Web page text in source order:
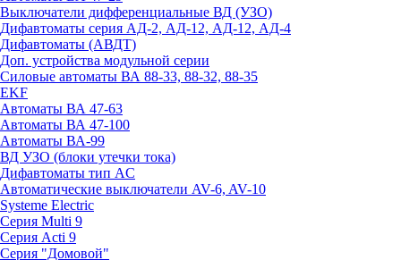
Выключатели дифференциальные ВД (УЗО)
Дифавтоматы серия АД-2, АД-12, АД-12, АД-4
Дифавтоматы (АВДТ)
Доп. устройства модульной серии
Силовые автоматы ВА 88-33, 88-32, 88-35
EKF
Автоматы ВА 47-63
Автоматы ВА 47-100
Автоматы ВА-99
ВД УЗО (блоки утечки тока)
Дифавтоматы тип AC
Автоматические выключатели AV-6, AV-10
Systeme Electric
Серия Multi 9
Серия Acti 9
Серия "Домовой"